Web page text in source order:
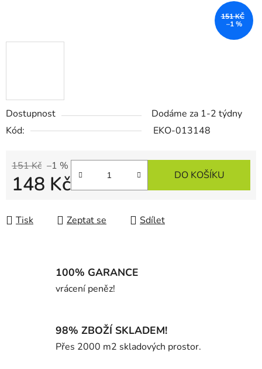
Dostupnost
Dodáme za 1-2 týdny
Kód:
EKO-013148
151 Kč –1 %
148 Kč DO KOŠÍKU
Tisk Zeptat se Sdílet
151 KČ
–1 %
100% GARANCE
vrácení peněz!
98% ZBOŽÍ SKLADEM!
Přes 2000 m2 skladových prostor.